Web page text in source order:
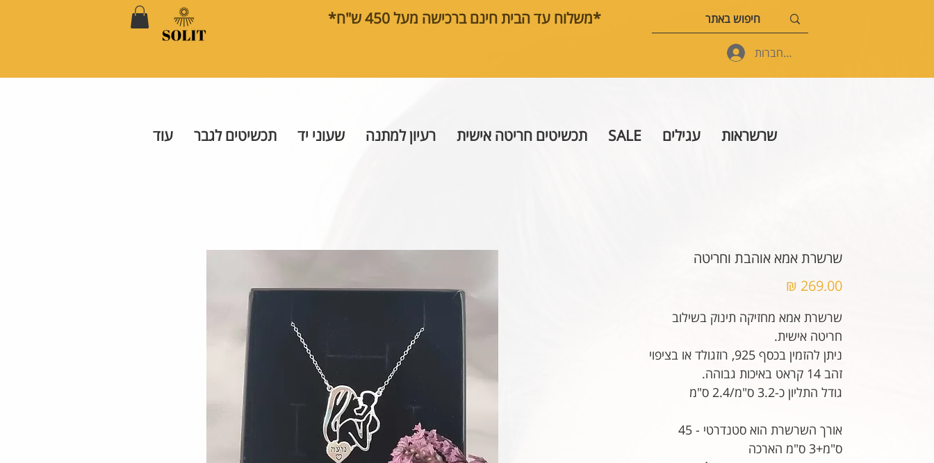
*משלוח עד הבית חינם ברכישה מעל 450 ש"ח*
להתחברות
שרשראות עגילים SALE תכשיטים חריטה אישית רעיון למתנה שעוני יד תכשיטים לגבר עוד
שרשרת אמא אוהבת וחריטה
שרשרת אמא מחזיקה תינוק בשילוב
חריטה אישית.
ניתן להזמין בכסף 925, רוזגולד או בציפוי
זהב 14 קראט באיכות גבוהה.
גודל התליון כ-3.2 ס"מ/2.4 ס"מ
אורך השרשרת הוא סטנדרטי - 45
ס"מ+3 ס"מ הארכה